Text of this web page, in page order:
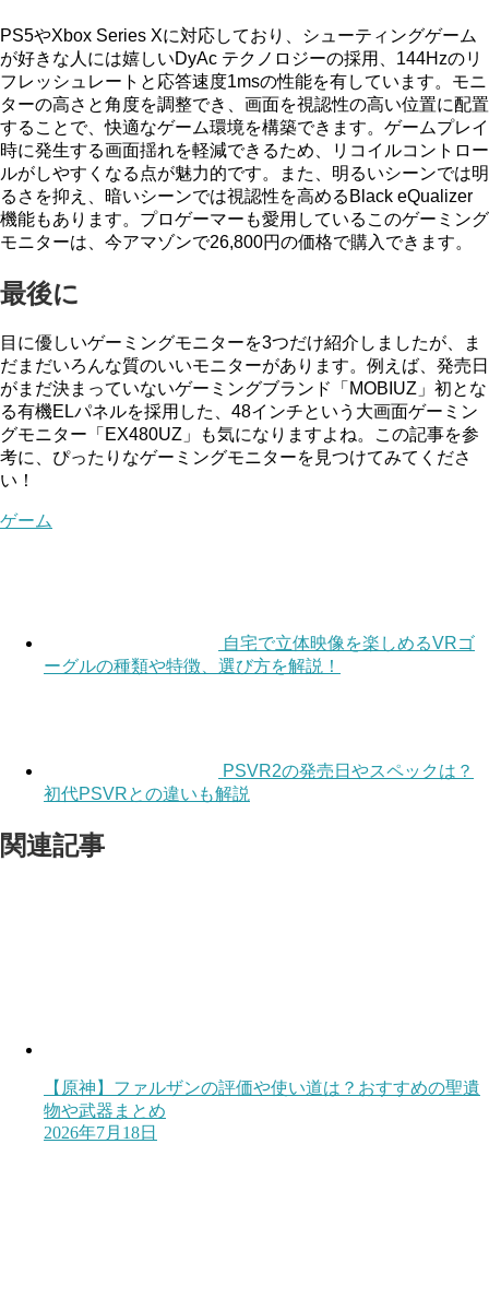
PS5やXbox Series Xに対応しており、シューティングゲーム
が好きな人には嬉しいDyAc テクノロジーの採用、144Hzのリ
フレッシュレートと応答速度1msの性能を有しています。モニ
ターの高さと角度を調整でき、画面を視認性の高い位置に配置
することで、快適なゲーム環境を構築できます。ゲームプレイ
時に発生する画面揺れを軽減できるため、リコイルコントロー
ルがしやすくなる点が魅力的です。また、明るいシーンでは明
るさを抑え、暗いシーンでは視認性を高めるBlack eQualizer
機能もあります。プロゲーマーも愛用しているこのゲーミング
モニターは、今アマゾンで26,800円の価格で購入できます。
最後に
目に優しいゲーミングモニターを3つだけ紹介しましたが、ま
だまだいろんな質のいいモニターがあります。例えば、発売日
がまだ決まっていないゲーミングブランド「MOBIUZ」初とな
る有機ELパネルを採用した、48インチという大画面ゲーミン
グモニター「EX480UZ」も気になりますよね。この記事を参
考に、ぴったりなゲーミングモニターを見つけてみてくださ
い！
ゲーム
自宅で立体映像を楽しめるVRゴ
ーグルの種類や特徴、選び方を解説！
PSVR2の発売日やスペックは？
初代PSVRとの違いも解説
関連記事
【原神】ファルザンの評価や使い道は？おすすめの聖遺
物や武器まとめ
2026年7月18日